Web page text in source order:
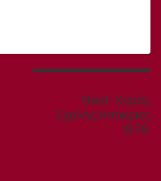
Next: Next
post:
Χορός
Σχολής:Απόκριες
1976.